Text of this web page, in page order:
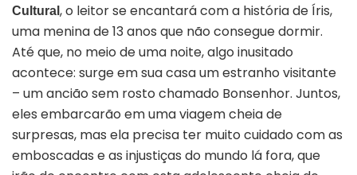
Cultural , o leitor se encantará com a história de Íris,
uma menina de 13 anos que não consegue dormir.
Até que, no meio de uma noite, algo inusitado
acontece: surge em sua casa um estranho visitante
– um ancião sem rosto chamado Bonsenhor. Juntos,
eles embarcarão em uma viagem cheia de
surpresas, mas ela precisa ter muito cuidado com as
emboscadas e as injustiças do mundo lá fora, que